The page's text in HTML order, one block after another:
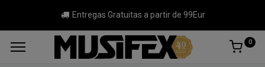
Entregas Gratuitas a partir de 99Eur
0